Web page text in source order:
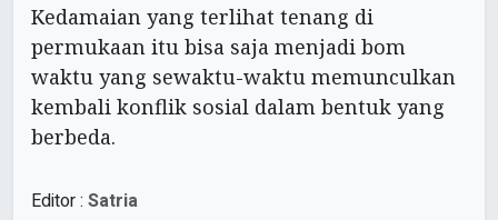
Kedamaian yang terlihat tenang di
permukaan itu bisa saja menjadi bom
waktu yang sewaktu-waktu memunculkan
kembali konflik sosial dalam bentuk yang
berbeda.
Editor : Satria